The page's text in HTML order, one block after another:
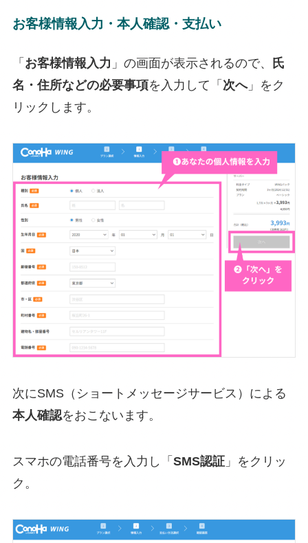
お客様情報入力・本人確認・支払い
「 お客様情報入力 」の画面が表示されるので、
氏
名・住所などの必要事項を入力して「 次へ」をク
リックします。
次にSMS（ショートメッセージサービス）による
本人確認をおこないます。
スマホの電話番号を入力し「 SMS認証」をクリッ
ク。